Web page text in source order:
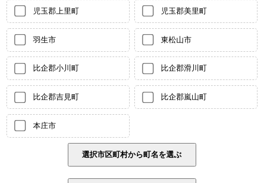
児玉郡上里町 児玉郡美里町
羽生市 東松山市
比企郡小川町 比企郡滑川町
比企郡吉見町 比企郡嵐山町
本庄市